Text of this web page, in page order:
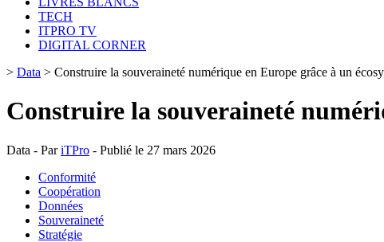
TECH
ITPRO TV
DIGITAL CORNER
> Data > Construire la souveraineté numérique en Europe grâce à un
Construire la souveraineté
Data - PariTPro - Publié le 27 mars 2026
Conformité
Coopération
Données
Souveraineté
Stratégie